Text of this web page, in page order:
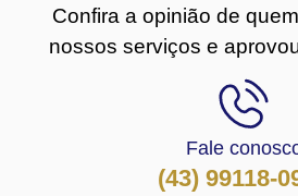
Confira a opinião de
nossos serviços e
Fale
(43) 99118-